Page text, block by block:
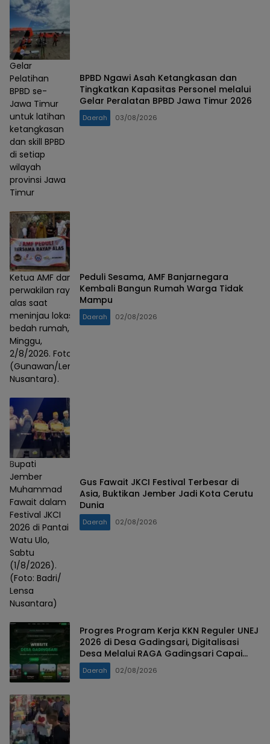
Gelar
Pelatihan
BPBD se-
Jawa Timur
untuk latihan
ketangkasan
dan skill BPBD
di setiap
wilayah
provinsi Jawa
Timur
BPBD Ngawi Asah Ketangkasan dan
Tingkatkan Kapasitas Personel melalui
Gelar Peralatan BPBD Jawa Timur 2026
Daerah 03/08/2026
Ketua AMF dan
perwakilan rayap
alas saat
meninjau lokasi
bedah rumah,
Minggu,
2/8/2026. Foto :
(Gunawan/Lensa
Nusantara).
Peduli Sesama, AMF Banjarnegara
Kembali Bangun Rumah Warga Tidak
Mampu
Daerah 02/08/2026
Bupati
Jember
Muhammad
Fawait dalam
Festival JKCI
2026 di Pantai
Watu Ulo,
Sabtu
(1/8/2026).
(Foto: Badri/
Lensa
Nusantara)
Gus Fawait JKCI Festival Terbesar di
Asia, Buktikan Jember Jadi Kota Cerutu
Dunia
Daerah 02/08/2026
Progres Program Kerja KKN Reguler UNEJ
2026 di Desa Gadingsari, Digitalisasi
Desa Melalui RAGA Gadingsari Capai
98% Penyelesaian
Daerah 02/08/2026